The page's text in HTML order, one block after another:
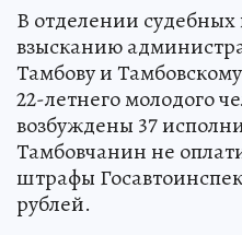
В отделении судебных
взысканию
Тамбову и
22-летнего молодого
возбуждены 37
Тамбовчанин не
штрафы
рублей.